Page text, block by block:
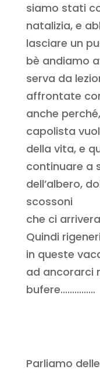
siamo stati
natalizia, e
lasciare un
bè andiamo
serva da
affrontate
anche
capolista
della vita, e
continuare a
dell’albero,
scossoni
che ci
Quindi
in queste
ad ancorarci
bufere……………
Parliamo